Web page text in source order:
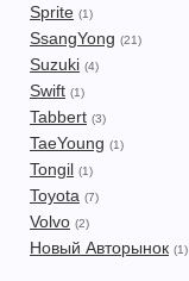
Sprite (1)
SsangYong (21)
Suzuki (4)
Swift (1)
Tabbert (3)
TaeYoung (1)
Tongil (1)
Toyota (7)
Volvo (2)
Новый Авторынок (1)